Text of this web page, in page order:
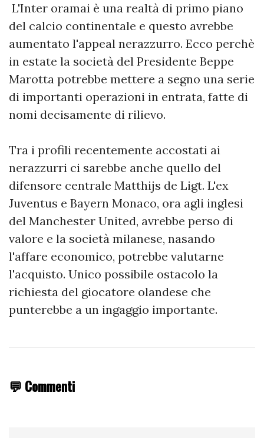
L'Inter oramai è una realtà di primo piano
del calcio continentale e questo avrebbe
aumentato l'appeal nerazzurro. Ecco perchè
in estate la società del Presidente Beppe
Marotta potrebbe mettere a segno una serie
di importanti operazioni in entrata, fatte di
nomi decisamente di rilievo.
Tra i profili recentemente accostati ai
nerazzurri ci sarebbe anche quello del
difensore centrale Matthijs de Ligt. L'ex
Juventus e Bayern Monaco, ora agli inglesi
del Manchester United, avrebbe perso di
valore e la società milanese, nasando
l'affare economico, potrebbe valutarne
l'acquisto. Unico possibile ostacolo la
richiesta del giocatore olandese che
punterebbe a un ingaggio importante.
💬 Commenti